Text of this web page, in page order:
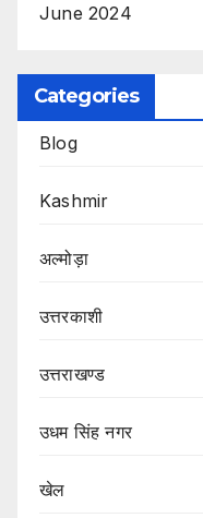
June 2024
Categories
Blog
Kashmir
अल्मोड़ा
उत्तरकाशी
उत्तराखण्ड
उधम सिंह नगर
खेल